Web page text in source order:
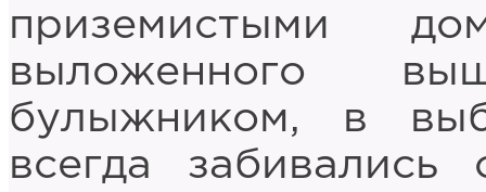
приземистыми
выложенного
булыжником, в
всегда